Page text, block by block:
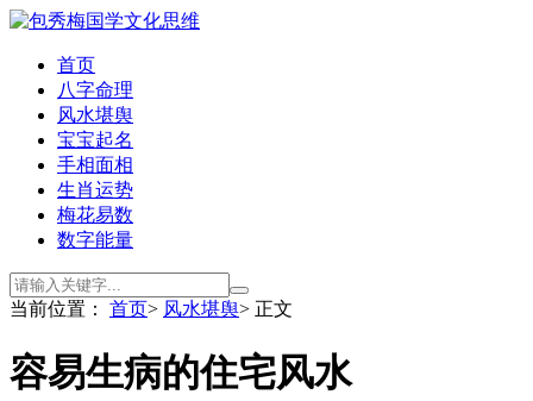
首页
八字命理
风水堪舆
宝宝起名
手相面相
生肖运势
梅花易数
数字能量
当前位置： 首页> 风水堪舆> 正文
容易生病的住宅风水